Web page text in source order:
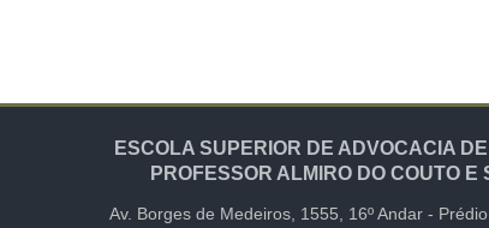
ESCOLA SUPERIOR DE ADVOCACIA
PROFESSOR ALMIRO DO COUTO E
Av. Borges de Medeiros, 1555, 16º Andar -